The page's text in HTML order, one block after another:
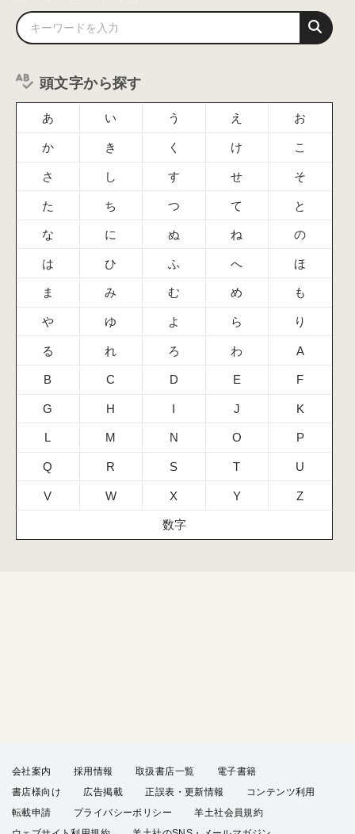
頭文字から探す
あ い う え お
か き く け こ
さ し す せ そ
た ち つ て と
な に ぬ ね の
は ひ ふ へ ほ
ま み む め も
や ゆ よ ら り
る れ ろ わ A
B C D E F
G H I J K
L M N O P
Q R S T U
V W X Y Z
数字
会社案内 採用情報 取扱書店一覧
電子書籍
書店様向け
広告掲載 正誤表・更新情報
コンテンツ利用
転載申請
プライバシーポリシー
羊土社会員規約